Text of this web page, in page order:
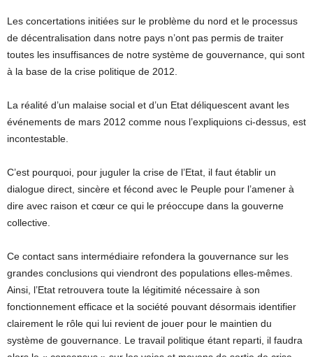
Les concertations initiées sur le problème du nord et le processus
de décentralisation dans notre pays n’ont pas permis de traiter
toutes les insuffisances de notre système de gouvernance, qui sont
à la base de la crise politique de 2012.
La réalité d’un malaise social et d’un Etat déliquescent avant les
événements de mars 2012 comme nous l’expliquions ci-dessus, est
incontestable.
C’est pourquoi, pour juguler la crise de l’Etat, il faut établir un
dialogue direct, sincère et fécond avec le Peuple pour l’amener à
dire avec raison et cœur ce qui le préoccupe dans la gouverne
collective.
Ce contact sans intermédiaire refondera la gouvernance sur les
grandes conclusions qui viendront des populations elles-mêmes.
Ainsi, l’Etat retrouvera toute la légitimité nécessaire à son
fonctionnement efficace et la société pouvant désormais identifier
clairement le rôle qui lui revient de jouer pour le maintien du
système de gouvernance. Le travail politique étant reparti, il faudra